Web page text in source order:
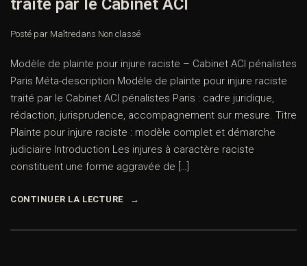
traité par le Cabinet ACI
Posté par Maîtredans Non classé
Modèle de plainte pour injure raciste – Cabinet ACI pénalistes
Paris Méta-description Modèle de plainte pour injure raciste
traité par le Cabinet ACI pénalistes Paris : cadre juridique,
rédaction, jurisprudence, accompagnement sur mesure. Titre
Plainte pour injure raciste : modèle complet et démarche
judiciaire Introduction Les injures à caractère raciste
constituent une forme aggravée de […]
CONTINUER LA LECTURE